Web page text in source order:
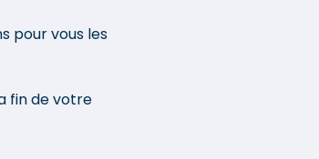
pour vous les
fin de votre